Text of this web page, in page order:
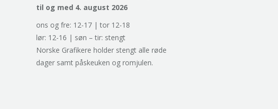
til og med 4. august 2026
ons og fre: 12-17 | tor 12-18
lør: 12-16 | søn – tir: stengt
Norske Grafikere holder stengt alle røde
dager samt påskeuken og romjulen.